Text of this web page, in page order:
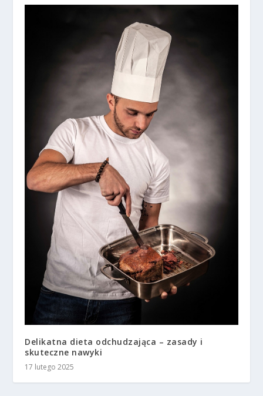
Delikatna dieta odchudzająca – zasady i
skuteczne nawyki
17 lutego 2025